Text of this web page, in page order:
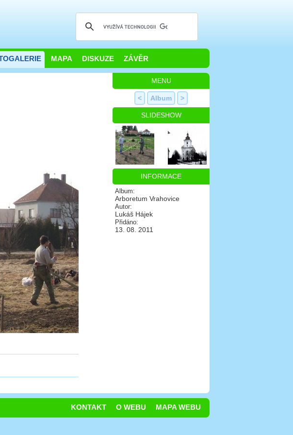
MAPA DISKUZE ZÁVĚR
MENU
< Album >
SLIDESHOW
INFORMACE
Album:
Arboretum Vrahovice
Autor:
Lukáš Hájek
Přidáno:
13. 08. 2011
MAPA WEBU
O WEBU
KONTAKT